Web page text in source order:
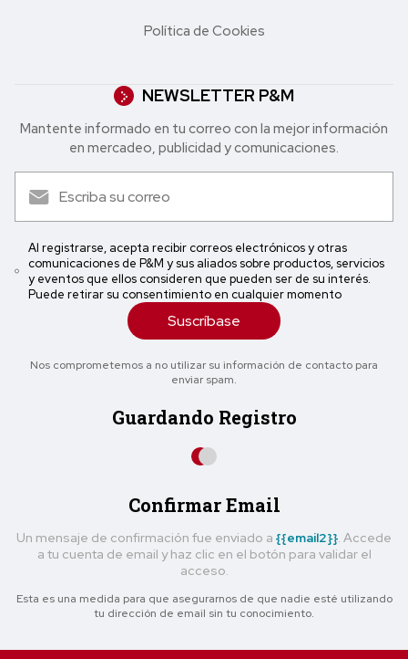
Política de Cookies
NEWSLETTER P&M
Mantente informado en tu correo con la mejor in formación
en mercadeo, publicidad y comunicaciones.
Al registrarse, acepta recibir correos electrónicos y otras
comunicaciones de P&M y sus aliados sobre productos, servicios
y eventos que ellos consideren que pueden ser de su interés.
Puede retirar su consentimiento en cualquier momento
Suscríbase
Nos comprometemos a no utilizar su información de contacto para
enviar spam.
Guardando Registro
Confirmar Email
Un mensaje de confirmación fue enviado a {{email2}} . Accede
a tu cuenta de email y haz clic en el botón para validar el
acceso.
Esta es una medida para que asegurarnos de que nadie esté utilizando
tu dirección de email sin tu conocimiento.